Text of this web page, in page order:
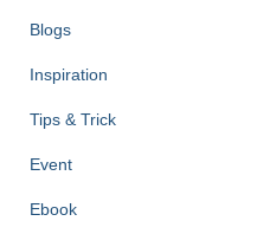
Blogs
Inspiration
Tips & Trick
Event
Ebook